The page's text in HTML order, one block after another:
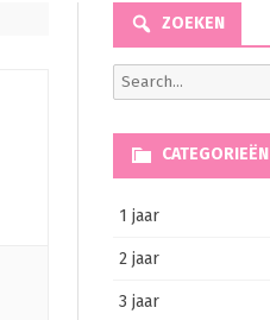
ZOEKEN
Search
for:
CATEGORIEËN
1 jaar
2 jaar
3 jaar